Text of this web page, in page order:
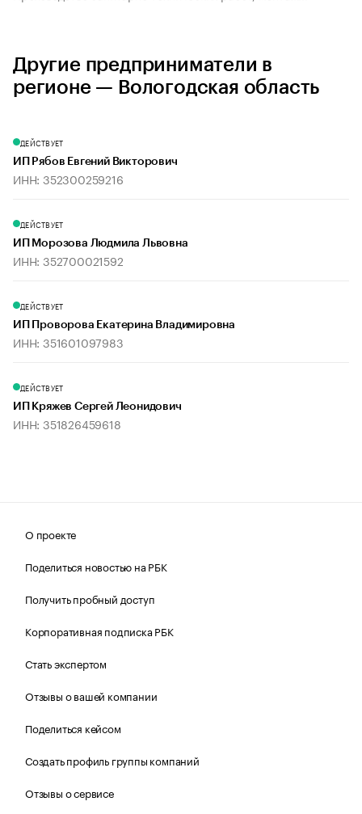
Другие предприниматели в
регионе — Вологодская область
ДЕЙСТВУЕТ
ИП Рябов Евгений Викторович
ИНН: 352300259216
ДЕЙСТВУЕТ
ИП Морозова Людмила Львовна
ИНН: 352700021592
ДЕЙСТВУЕТ
ИП Проворова Екатерина Владимировна
ИНН: 351601097983
ДЕЙСТВУЕТ
ИП Кряжев Сергей Леонидович
ИНН: 351826459618
О проекте
Поделиться новостью на РБК
Получить пробный доступ
Корпоративная подписка РБК
Стать экспертом
Отзывы о вашей компании
Поделиться кейсом
Создать профиль группы компаний
Отзывы о сервисе